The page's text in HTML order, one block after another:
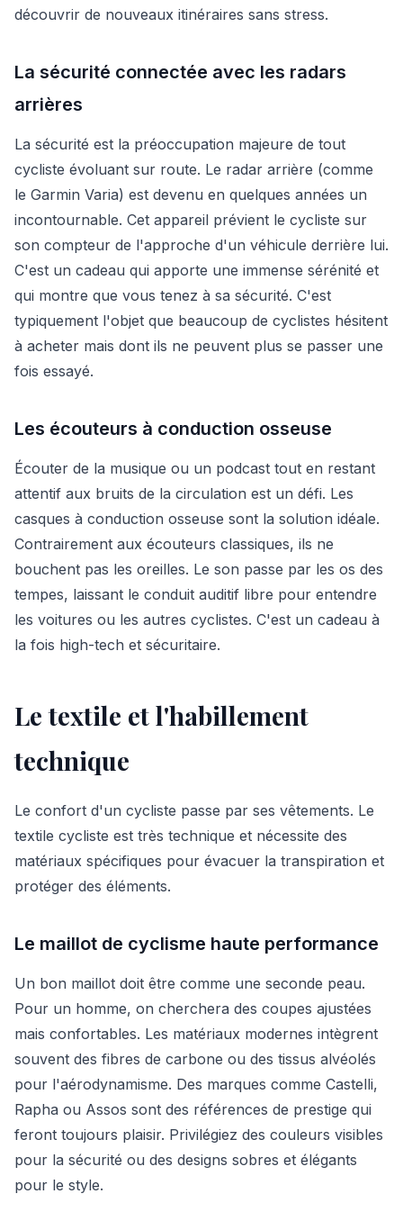
découvrir de nouveaux itinéraires sans stress.
La sécurité connectée avec les radars
arrières
La sécurité est la préoccupation majeure de tout
cycliste évoluant sur route. Le radar arrière (comme
le Garmin Varia) est devenu en quelques années un
incontournable. Cet appareil prévient le cycliste sur
son compteur de l'approche d'un véhicule derrière lui.
C'est un cadeau qui apporte une immense sérénité et
qui montre que vous tenez à sa sécurité. C'est
typiquement l'objet que beaucoup de cyclistes hésitent
à acheter mais dont ils ne peuvent plus se passer une
fois essayé.
Les écouteurs à conduction osseuse
Écouter de la musique ou un podcast tout en restant
attentif aux bruits de la circulation est un défi. Les
casques à conduction osseuse sont la solution idéale.
Contrairement aux écouteurs classiques, ils ne
bouchent pas les oreilles. Le son passe par les os des
tempes, laissant le conduit auditif libre pour entendre
les voitures ou les autres cyclistes. C'est un cadeau à
la fois high-tech et sécuritaire.
Le textile et l'habillement
technique
Le confort d'un cycliste passe par ses vêtements. Le
textile cycliste est très technique et nécessite des
matériaux spécifiques pour évacuer la transpiration et
protéger des éléments.
Le maillot de cyclisme haute performance
Un bon maillot doit être comme une seconde peau.
Pour un homme, on cherchera des coupes ajustées
mais confortables. Les matériaux modernes intègrent
souvent des fibres de carbone ou des tissus alvéolés
pour l'aérodynamisme. Des marques comme Castelli,
Rapha ou Assos sont des références de prestige qui
feront toujours plaisir. Privilégiez des couleurs visibles
pour la sécurité ou des designs sobres et élégants
pour le style.